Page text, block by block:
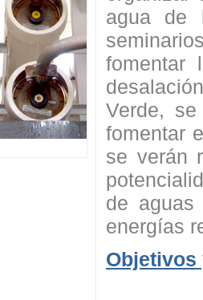
agua de
fomentar
Verde,
fomentar
se verán
de aguas
energías
Objetivos